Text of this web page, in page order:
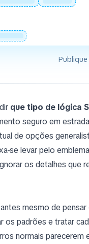
que tipo de lógica
seguro em
de opções
se levar pelo
os detalhes que
mesmo de
padrões e tratar
normais parecerem